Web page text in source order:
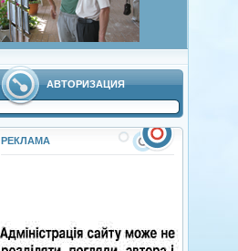
АВТОРИЗАЦИЯ
РЕКЛАМА